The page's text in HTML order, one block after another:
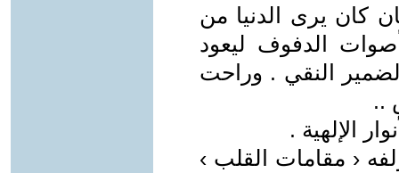
كان يرى الدنيا من
الدفوف ليعود
النقي . وراحت
..
الإلهية .
‹ مقامات القلب ›